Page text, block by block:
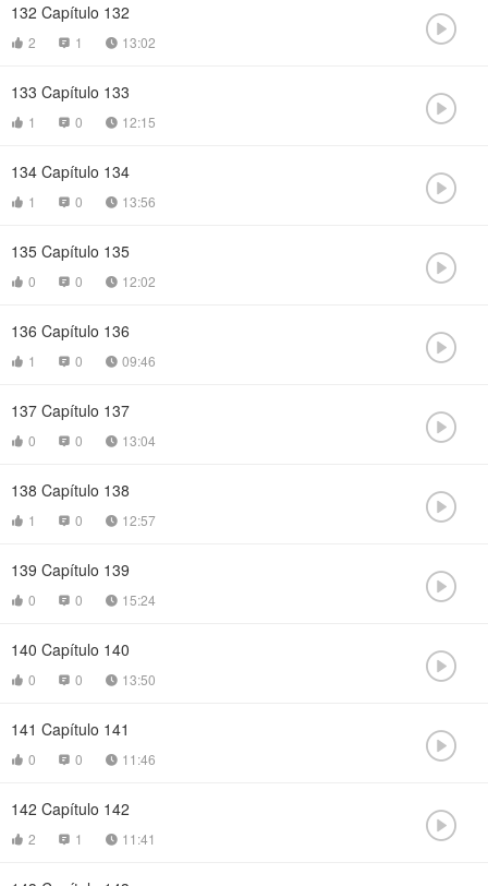
132 Capítulo 132
 2  1  13:02 
133 Capítulo 133
 1  0  12:15 
134 Capítulo 134
 1  0  13:56 
135 Capítulo 135
 0  0  12:02 
136 Capítulo 136
 1  0  09:46 
137 Capítulo 137
 0  0  13:04 
138 Capítulo 138
 1  0  12:57 
139 Capítulo 139
 0  0  15:24 
140 Capítulo 140
 0  0  13:50 
141 Capítulo 141
 0  0  11:46 
142 Capítulo 142
 2  1  11:41 